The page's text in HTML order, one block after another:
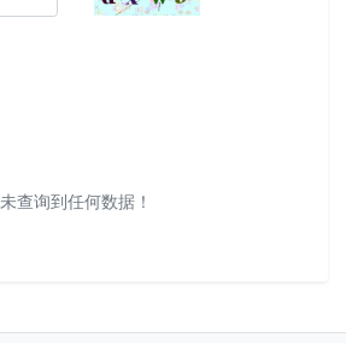
未查询到任何数据！